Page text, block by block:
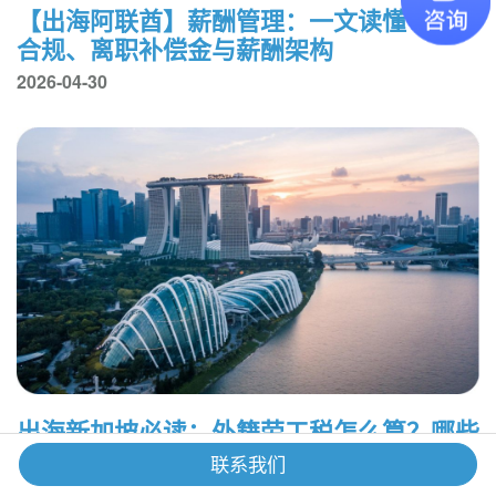
【出海阿联酋】薪酬管理：一文读懂WPS
合规、离职补偿金与薪酬架构
2026-04-30
出海新加坡必读：外籍劳工税怎么算？哪些
情况可以豁免？
联系我们